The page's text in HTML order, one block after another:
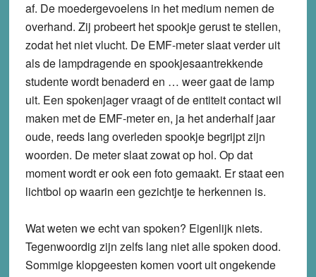
af. De moedergevoelens in het medium nemen de
overhand. Zij probeert het spookje gerust te stellen,
zodat het niet vlucht. De EMF-meter slaat verder uit
als de lampdragende en spookjesaantrekkende
studente wordt benaderd en … weer gaat de lamp
uit. Een spokenjager vraagt of de entiteit contact wil
maken met de EMF-meter en, ja het anderhalf jaar
oude, reeds lang overleden spookje begrijpt zijn
woorden. De meter slaat zowat op hol. Op dat
moment wordt er ook een foto gemaakt. Er staat een
lichtbol op waarin een gezichtje te herkennen is.
Wat weten we echt van spoken? Eigenlijk niets.
Tegenwoordig zijn zelfs lang niet alle spoken dood.
Sommige klopgeesten komen voort uit ongekende